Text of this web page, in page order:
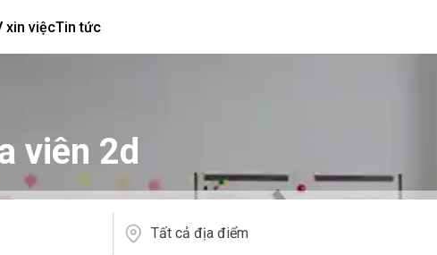
xin việcTin tức
viên 2d
Tất cả địa điểm